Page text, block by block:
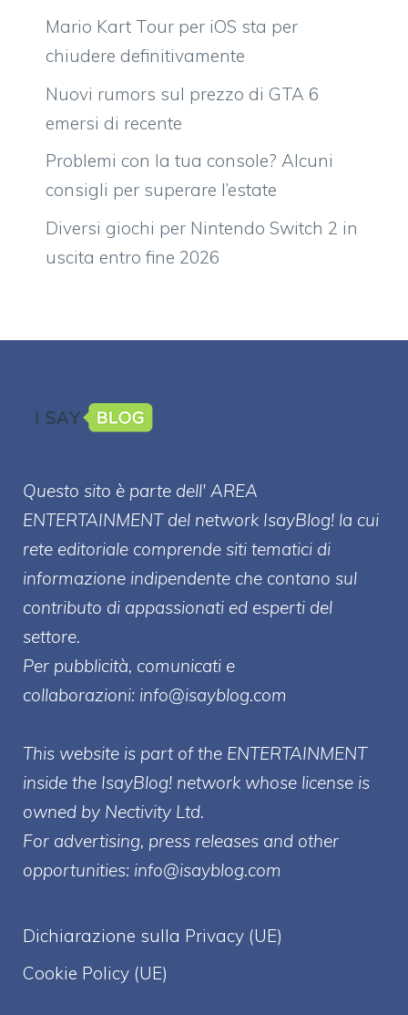
Mario Kart Tour per iOS sta per
chiudere definitivamente
Nuovi rumors sul prezzo di GTA 6
emersi di recente
Problemi con la tua console? Alcuni
consigli per superare l’estate
Diversi giochi per Nintendo Switch 2 in
uscita entro fine 2026
Questo sito è parte dell' AREA
ENTERTAINMENT del network IsayBlog! la cui
rete editoriale comprende siti tematici di
informazione indipendente che contano sul
contributo di appassionati ed esperti del
settore.
Per pubblicità, comunicati e
collaborazioni: info@isayblog.com
This website is part of the ENTERTAINMENT
inside the IsayBlog! network whose license is
owned by Nectivity Ltd.
For advertising, press releases and other
opportunities: info@isayblog.com
Dichiarazione sulla Privacy (UE)
Cookie Policy (UE)